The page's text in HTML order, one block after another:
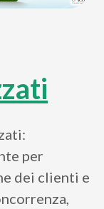
per
dei clienti e